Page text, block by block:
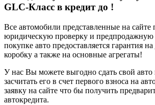
GLC-Класс в кредит до !
Все автомобили представленные на
юридическую проверку и предпродажную
покупке авто предоставляется гарантия
коробку а также на основные агрегаты!
У нас Вы можете выгодно сдать свой
засчитать его в счет первого взноса на
заявку на сайте что бы получить
автокредита.